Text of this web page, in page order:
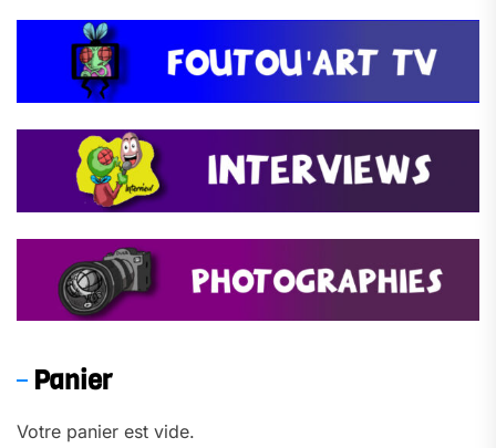
Panier
Votre panier est vide.